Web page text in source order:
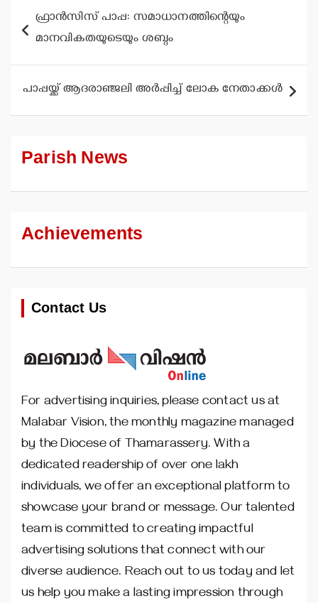
navigation
ഫ്രാന്‍സിസ് പാപ്പ: സമാധാനത്തിന്റെയും
മാനവികതയുടെയും ശബ്ദം
പാപ്പയ്ക്ക് ആദരാഞ്ജലി അര്‍പ്പിച്ച് ലോക നേതാക്കള്‍
Parish News
Achievements
Contact Us
For advertising inquiries, please contact us at
Malabar Vision, the monthly magazine managed
by the Diocese of Thamarassery. With a
dedicated readership of over one lakh
individuals, we offer an exceptional platform to
showcase your brand or message. Our talented
team is committed to creating impactful
advertising solutions that connect with our
diverse audience. Reach out to us today and let
us help you make a lasting impression through